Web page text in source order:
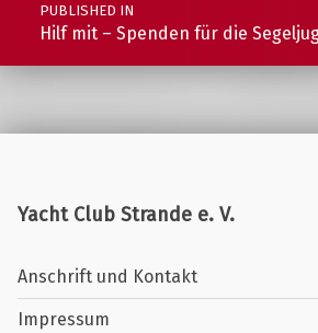
PUBLISHED IN
Hilf mit – Spenden für die
Yacht Club Strande e. V.
Anschrift und Kontakt
Impressum